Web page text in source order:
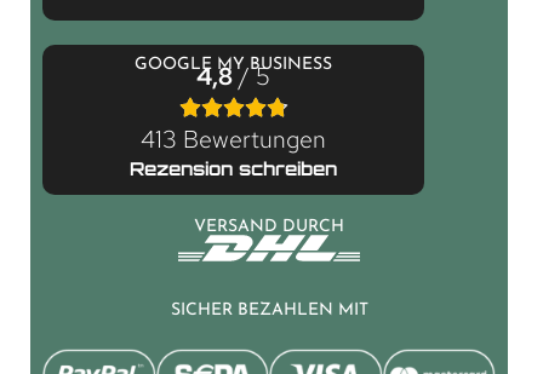
GOOGLE MY BUSINESS
4,8/ 5
413 Bewertungen
Rezension schreiben
VERSAND DURCH
SICHER BEZAHLEN MIT